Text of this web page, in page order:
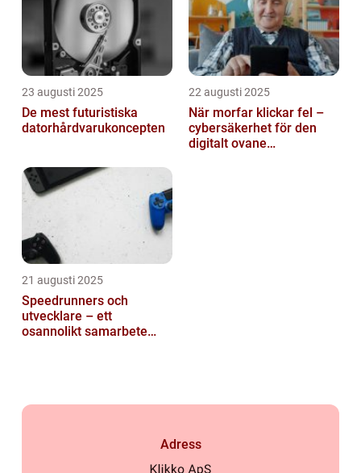
23 augusti 2025
De mest futuristiska
datorhårdvarukoncepten
22 augusti 2025
När morfar klickar fel –
cybersäkerhet för den
digitalt ovane
21 augusti 2025
Speedrunners och
utvecklare – ett
osannolikt samarbete
Adress